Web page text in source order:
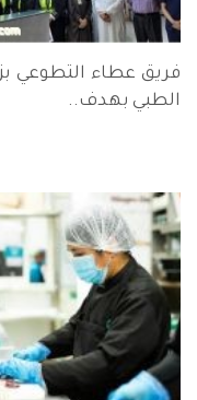
فريق عطاء التطوعي
الطبي بهدف..